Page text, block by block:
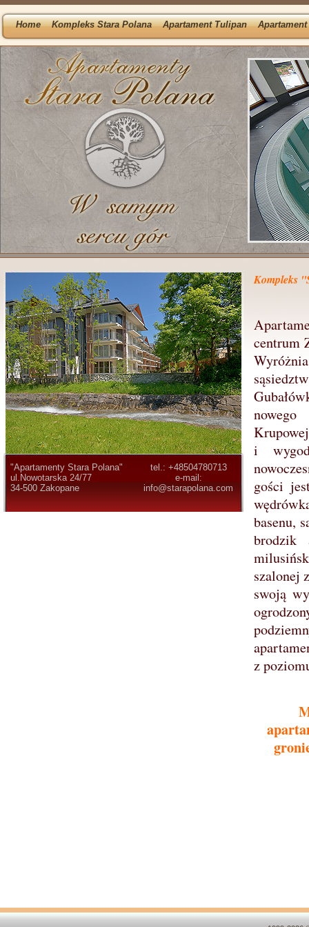
Home Kompleks Stara Polana Apartament Tulipan
"Apartamenty Stara Polana"
ul.Nowotarska 24/77
34-500 Zakopane
tel.: +48504780713
e-mail:
info@starapolana.com
Kompleks
centrum
i
gości
basenu,
brodzik
szalonej
swoją
z